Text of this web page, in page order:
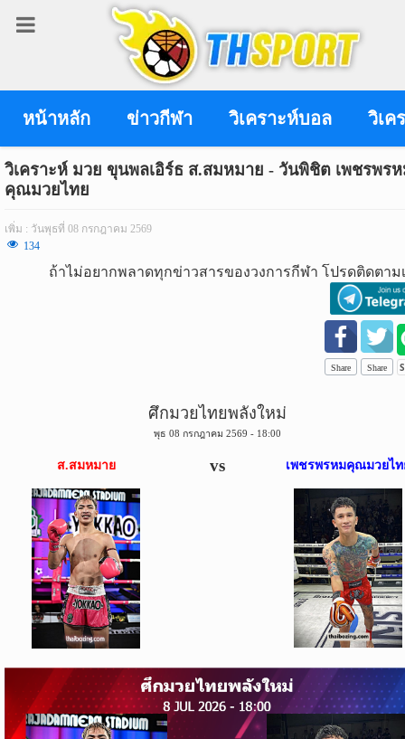
หน้าหลัก ข่าวกีฬา วิเคราะห์บอล วิเค
วิเคราะห์ มวย ขุนพลเอิร์ธ ส.สมหมาย - วันพิชิต เพชรพร
คุณมวยไทย
เพิ่ม : วันพุธที่ 08 กรกฎาคม 2569
134
ถ้าไม่อยากพลาดทุกข่าวสารของวงการกีฬา โปรดติดตาม
Share Share
ศึกมวยไทยพลังใหม่
พุธ 08 กรกฎาคม 2569 - 18:00
ส.สมหมาย vs เพชรพรหมคุณมวยไท
เข้า
สมัคร
ข่าว
ฟุตบอล
ต่าง
ประเทศ
ข่าว
NBA
ข่าว
NFL